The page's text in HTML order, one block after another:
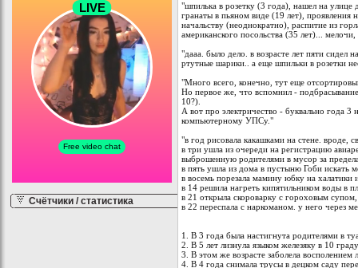
Счётчики / статистика
"шпилька в розетку (3 года), нашел на
гранаты в пьяном виде (19 лет), проявления
начальству (неоднократно), распитие из
американского посольства (35 лет)...
"дааа. было дело. в возрасте лет пяти сидел
ртутные шарики.. а еще шпильки в розетки
"Много всего, конечно, тут еще
Но первое же, что вспомнил -
10?).
А вот про электричество - буквально года
компьютерному УПСу."
"в год рисовала какашками на стене. вроде,
в три ушла из очереди на регистрацию
выброшенную родителями в мусор за
в пять ушла из дома в пустыню Гоби искать
в восемь порезала мамину юбку на халатики
в 14 решила нагреть кипятильником воды в
в 21 открыла скороварку с гороховым
в 22 переспала с наркоманом. у него через
1. В 3 года была настигнута родителями в
2. В 5 лет лизнула языком железяку в 10
3. В этом же возрасте заболела восполением
4. В 4 года снимала трусы в децком саду